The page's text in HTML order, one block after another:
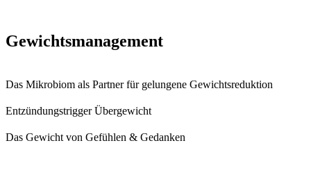
Gewichtsmanagement
Das Mikrobiom als Partner für gelungene Gewichtsreduktion
Entzündungstrigger Übergewicht
Das Gewicht von Gefühlen & Gedanken